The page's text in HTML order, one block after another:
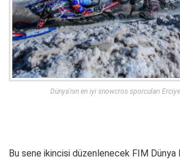
Dünya'nın en iyi snowcros sporcuları
Bu sene ikincisi düzenlenecek FIM